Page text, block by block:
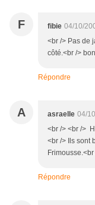
F fibie 04/10/
<br /> Pas de
côté.<br />
Répondre
A asraelle 04/
<br /> <br />
<br /> Ils sont
Répondre